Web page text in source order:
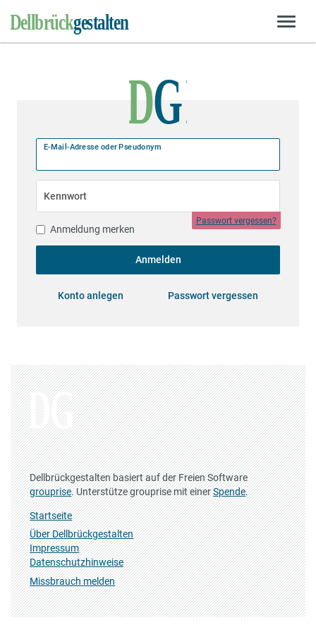
E-Mail-Adresse oder Pseudonym
Kennwort
Passwort vergessen?
Anmeldung merken
Anmelden
Konto anlegen Passwort vergessen
Dellbrückgestalten basiert auf der Freien Software
grouprise. Unterstütze grouprise mit einerSpende.
Startseite
Über Dellbrückgestalten
Impressum
Datenschutzhinweise
Missbrauch melden